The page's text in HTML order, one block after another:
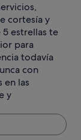
cortesía y
5 estrellas te
para
todavía
con
en las
y